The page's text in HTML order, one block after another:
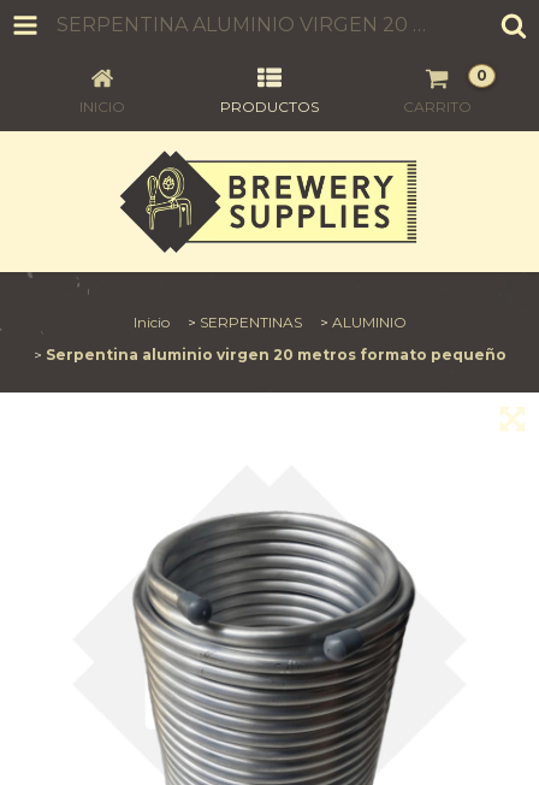
SERPENTINA ALUMINIO VIRGEN 20 METROS FORMATO PEQUEÑO
INICIO PRODUCTOS CARRITO
0
Inicio > SERPENTINAS > ALUMINIO
> Serpentina aluminio virgen 20 metros formato pequeño